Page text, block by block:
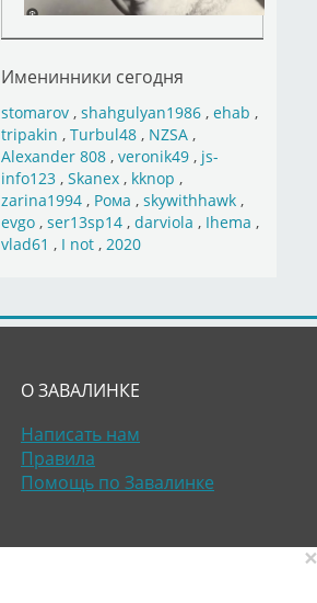
Именинники сегодня
stomarov, shahgulyan1986, ehab ,
tripakin , Turbul48, NZSA,
Alexander 808, veronik49, js-
info123, Skanex, kknop ,
zarina1994, Рома , skywithhawk,
evgo, ser13sp14, darviola , Ihema ,
vlad61 , I not, 2020
О ЗАВАЛИНКЕ
Написать нам
Правила
Помощь по Завалинке
×